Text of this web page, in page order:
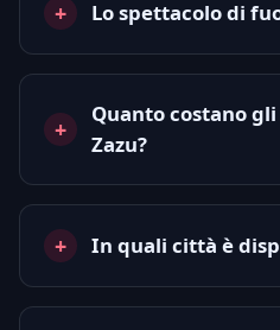
Lo spettacolo di
Quanto costano
Zazu?
In quali città è